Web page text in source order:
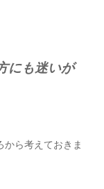
にも迷いが
ら考えておきま